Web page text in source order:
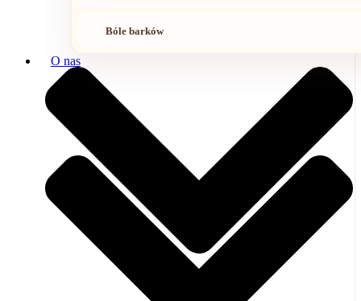
Bóle barków
O nas